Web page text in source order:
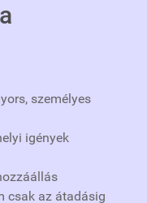
személyes
igények
csak az átadásig